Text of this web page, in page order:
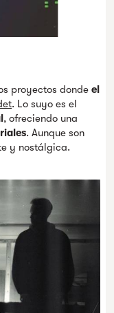
proyectos donde el
. Lo suyo es el
, ofreciendo una
. Aunque son
y nostálgica.